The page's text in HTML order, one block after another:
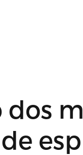
dos